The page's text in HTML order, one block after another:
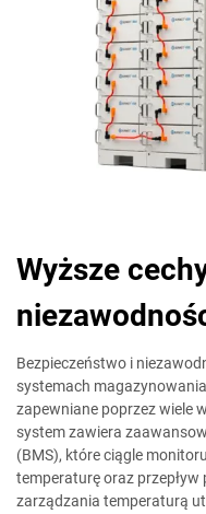
Wyższe
Bezpieczeństwo i
systemach
zapewniane poprzez wiele
system zawiera
(BMS), które ciągle
temperaturę oraz
zarządzania temperaturą